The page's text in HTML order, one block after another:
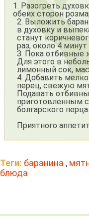
1. Разогреть
обеих сторон
2. Выложить
в духовку и
станут
раз, около 4
3. Пока отбивные
Для этого в
лимонный сок,
4. Добавить
перец, свежую
Подавать
приготовленным
болгарского перца.
Приятного
Теги: баранина ,
блюда